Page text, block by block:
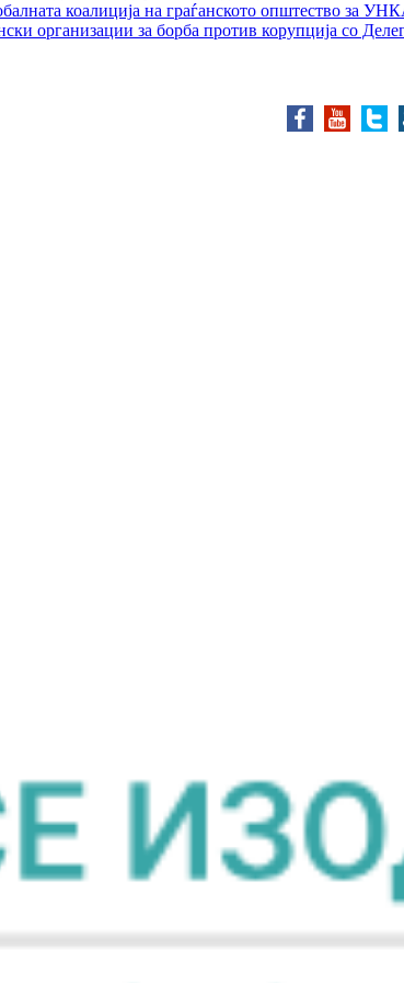
коалиција на граѓанското општество за
организации за борба против корупција со